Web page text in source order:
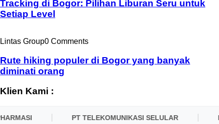
Tracking di Bogor: Pilihan Liburan Seru untuk
Setiap Level
Lintas Group0 Comments
Rute hiking populer di Bogor yang banyak
diminati orang
Klien Kami :
PT TELEKOMUNIKASI SELULAR